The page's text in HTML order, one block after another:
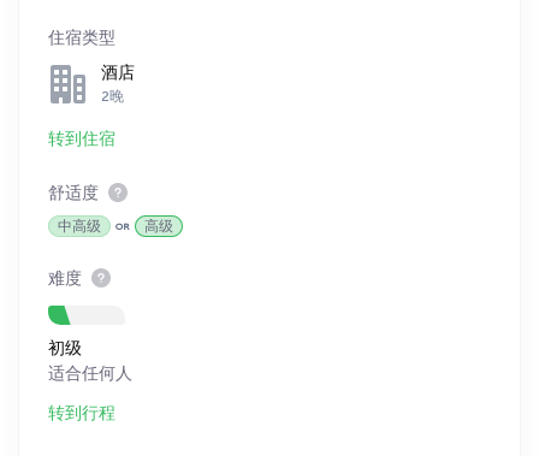
住宿类型
酒店
2晚
转到住宿
舒适度
中高级 高级
难度
初级
适合任何人
转到行程